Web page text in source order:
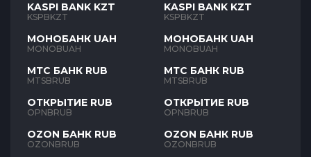
KASPI BANK KZT
KSPBKZT
МОНОБАНК UAH
MONOBUAH
МТС БАНК RUB
MTSBRUB
ОТКРЫТИЕ RUB
OPNBRUB
OZON БАНК RUB
OZONBRUB
KASPI BANK KZT
KSPBKZT
МОНОБАНК UAH
MONOBUAH
МТС БАНК RUB
MTSBRUB
ОТКРЫТИЕ RUB
OPNBRUB
OZON БАНК RUB
OZONBRUB